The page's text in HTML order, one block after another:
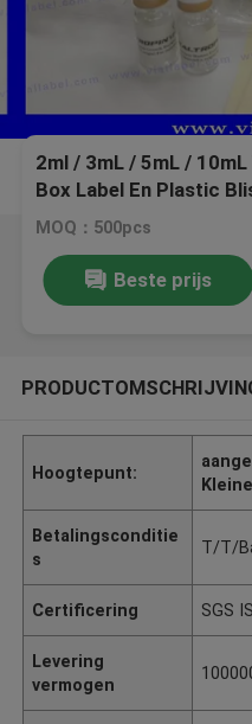
2ml / 3mL / 5mL /
Box Label En Plastic
MOQ：500pcs
Beste prijs
Hoogtepunt:
Betalingsconditie
s
T/T/
Certificering SGS
Levering
vermogen